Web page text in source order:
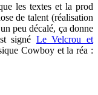
les textes et la prod
de talent (réalisation
peu décalé, ça donne
signé Le Velcrou et
Cowboy et la réa :